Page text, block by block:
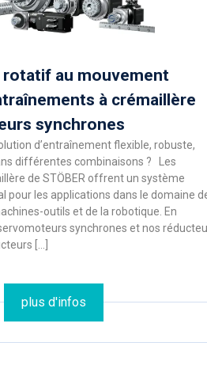
rotatif au mouvement
à crémaillère
synchrones
d’entraînement flexible, robuste,
différentes combinaisons ? Les
de STÖBER offrent un système
pour les applications dans le domaine
outils et de la robotique. En
synchrones et nos
[…]
plus d'infos